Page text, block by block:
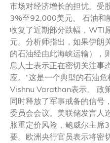
市场对经济增长的担忧。受
3%至92,000美元。 石油和
收复了近期部分跌幅，WTI
元。分析师指出，如果伊朗
的石油经由此海峡运输），
息人士表示正在密切关注事
应。“这是一个典型的石油
Vishnu Varathan表示。 政
同时释放了军事戒备的信号
委员会会议。美联储发言人
胀重定价风险，鲍威尔主席
要。欧洲央行官员表示将密